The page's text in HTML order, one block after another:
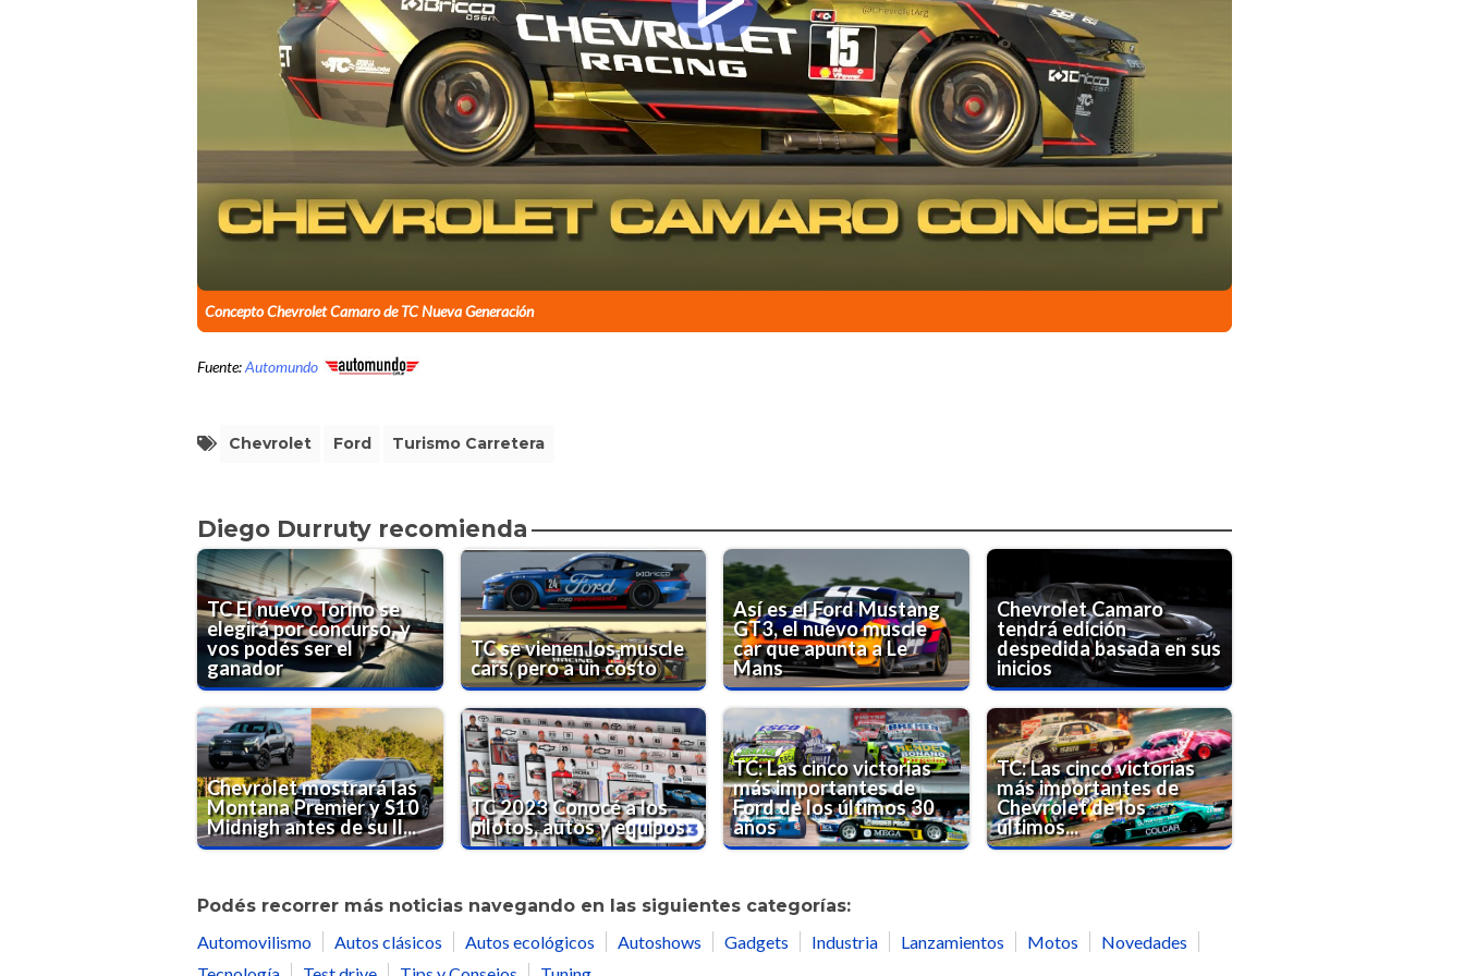
Concepto Chevrolet Camaro de TC Nueva Generación
Fuente:Automundo
Chevrolet Ford Turismo Carretera
Diego Durruty recomienda
TC El nuevo Torino se
elegirá por concurso, y
vos podés ser el
ganador
TC se vienen los muscle
cars, pero a un costo
Así es el Ford Mustang
GT3, el nuevo muscle
car que apunta a Le
Mans
Chevrolet Camaro
tendrá edición
despedida basada en sus
inicios
Chevrolet mostrará las
Montana Premier y S10
Midnigh antes de su ll...
TC 2023 Conocé a los
pilotos, autos y equipos
TC: Las cinco victorias
más importantes de
Ford de los últimos 30
años
TC: Las cinco victorias
más importantes de
Chevrolet de los
últimos...
Podés recorrer más noticias navegando en las siguientes categorías:
Automovilismo
Autos clásicos Autos ecológicos Autoshows Gadgets Industria Lanzamientos Motos
Novedades